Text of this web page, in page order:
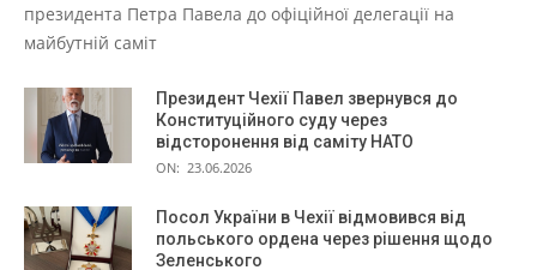
президента Петра Павела до офіційної делегації на
майбутній саміт
Президент Чехії Павел звернувся до
Конституційного суду через
відсторонення від саміту НАТО
ON: 23.06.2026
Посол України в Чехії відмовився від
польського ордена через рішення щодо
Зеленського